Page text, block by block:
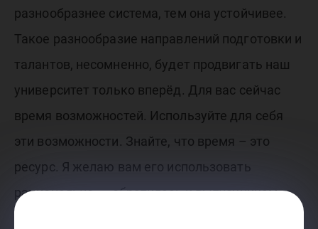
разнообразнее система, тем она устойчивее.
Такое разнообразие направлений подготовки и
талантов, несомненно, будет продвигать наш
университет только вперёд. Для вас сейчас
время возможностей. Используйте для себя
эти возможности. Знайте, что время – это
ресурс. Я желаю вам его использовать
рационально», - обратилась к выпускникам